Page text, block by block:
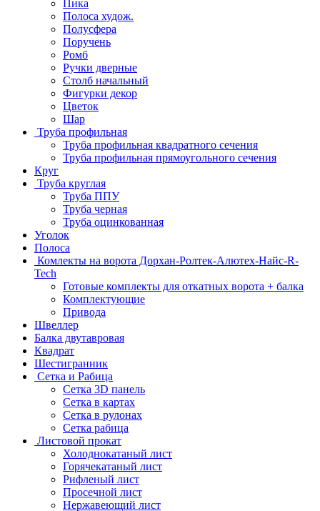
Пика
Полоса худож.
Полусфера
Поручень
Ромб
Ручки дверные
Столб начальный
Фигурки декор
Цветок
Шар
Труба профильная
Труба профильная квадратного сечения
Труба профильная прямоугольного сечения
Круг
Труба круглая
Труба ППУ
Труба черная
Труба оцинкованная
Уголок
Полоса
Комлекты на ворота Дорхан-Ролтек-Алютех-Найс-R-
Tech
Готовые комплекты для откатных ворота + балка
Комплектующие
Привода
Швеллер
Балка двутавровая
Квадрат
Шестигранник
Сетка и Рабица
Сетка 3D панель
Сетка в картах
Сетка в рулонах
Сетка рабица
Листовой прокат
Холоднокатаный лист
Горячекатаный лист
Рифленый лист
Просечной лист
Нержавеющий лист